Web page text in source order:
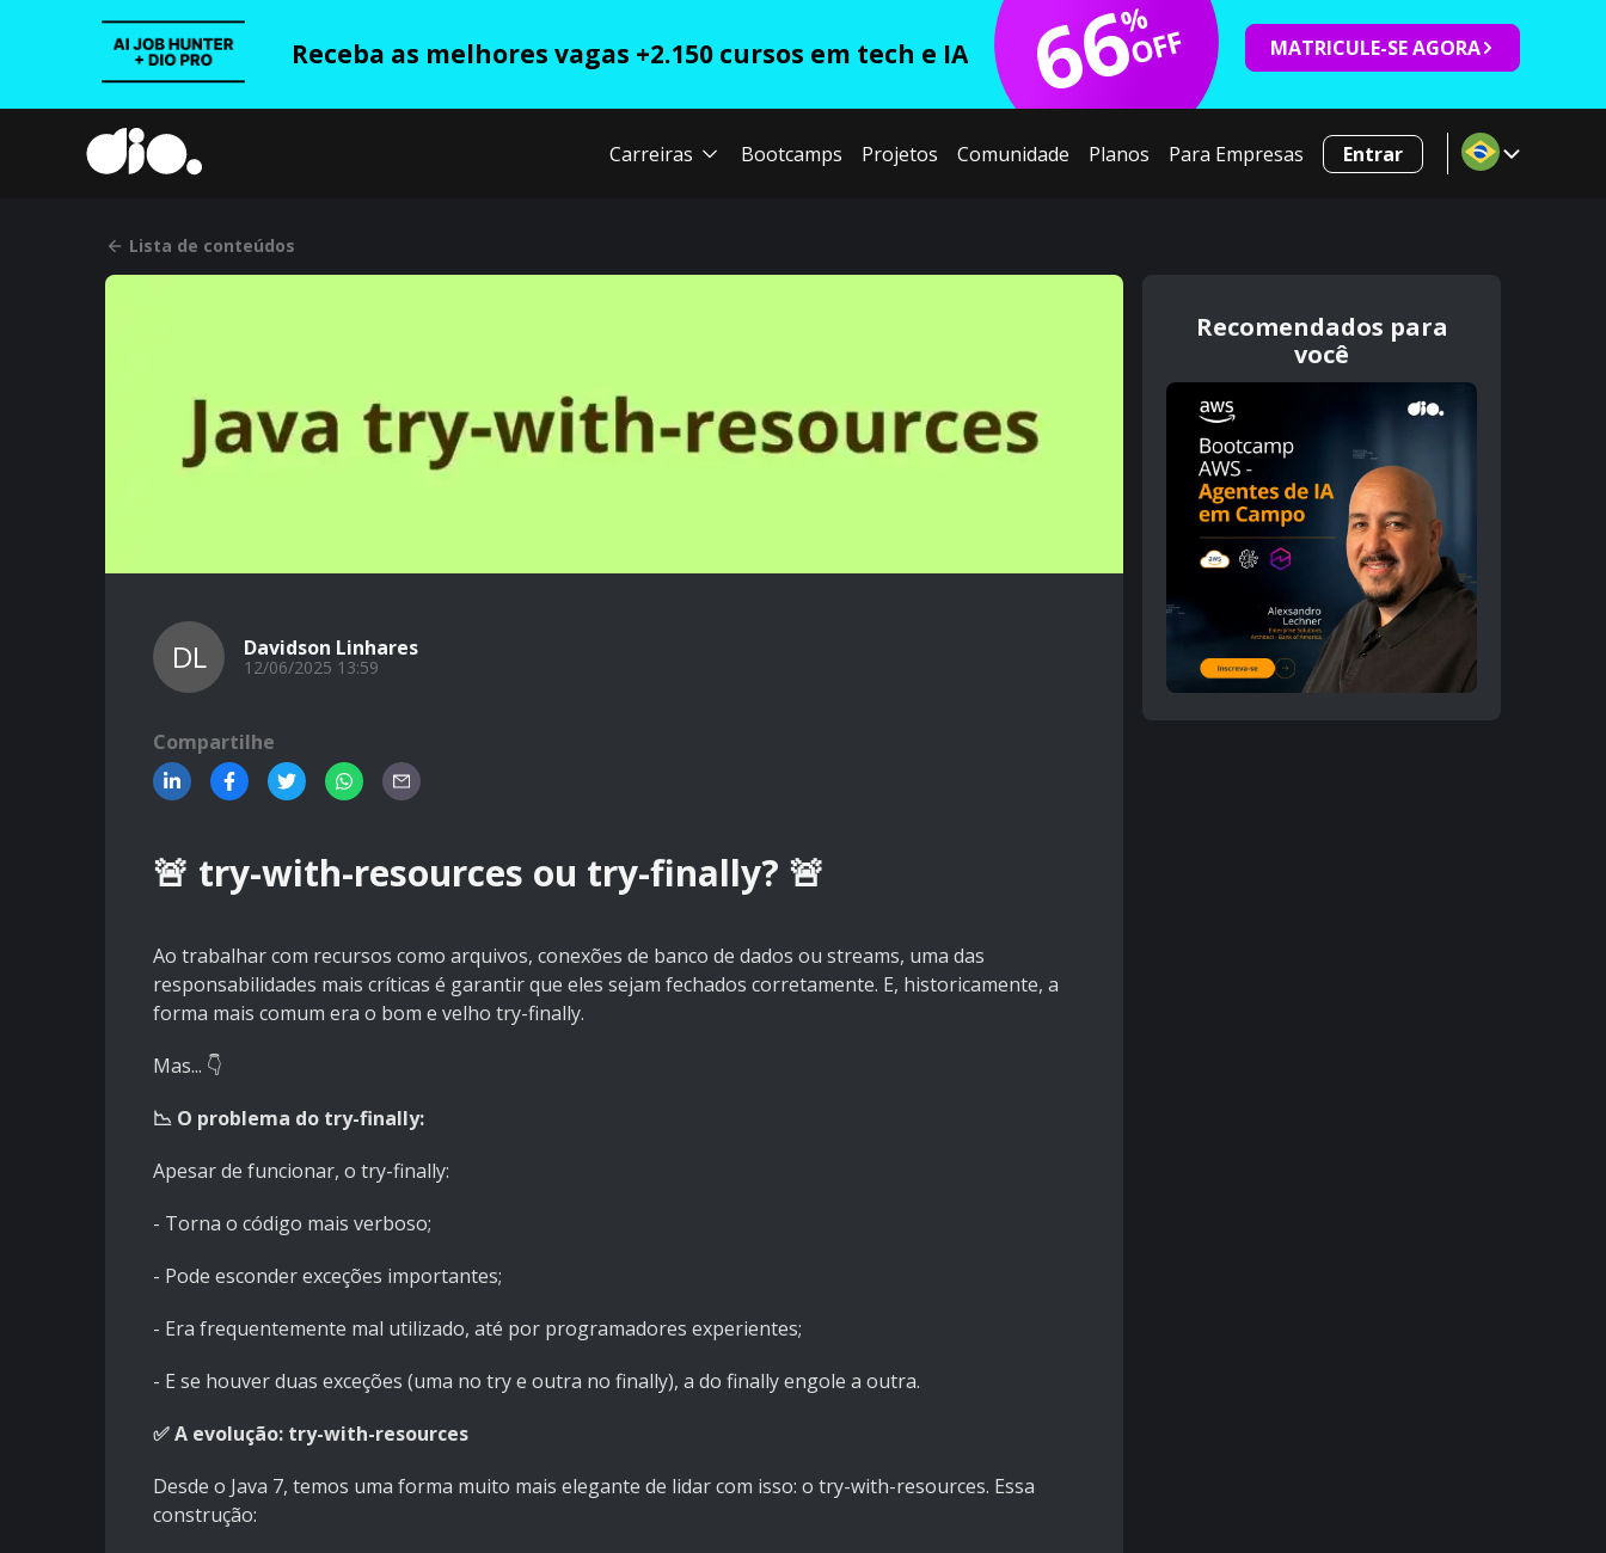
Receba as melhores vagas +2.150 cursos em tech e IA 66
%
OFF MATRICULE-SE AGORA
Carreiras Bootcamps Projetos Comunidade Planos Para Empresas Entrar
Lista de conteúdos
DL Davidson Linhares
12/06/2025 13:59
Compartilhe
🚨 try-with-resources ou try-finally? 🚨
Ao trabalhar com recursos como arquivos, conexões de banco de dados ou streams, uma das
responsabilidades mais críticas é garantir que eles sejam fechados corretamente. E, historicamente, a
forma mais comum era o bom e velho try-finally.
Mas... 👇
📉 O problema do try-finally:
Apesar de funcionar, o try-finally:
- Torna o código mais verboso;
- Pode esconder exceções importantes;
- Era frequentemente mal utilizado, até por programadores experientes;
- E se houver duas exceções (uma no try e outra no finally), a do finally engole a outra.
✅ A evolução: try-with-resources
Desde o Java 7, temos uma forma muito mais elegante de lidar com isso: o try-with-resources. Essa
construção:
Recomendados para
você